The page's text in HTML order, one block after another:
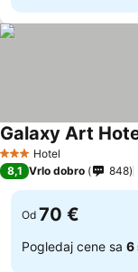
3 Zvezdice
Hotel
Galaxy Art
8,1 Vrlo dobro 848
Od 70 €
Pogledaj cene sa 6